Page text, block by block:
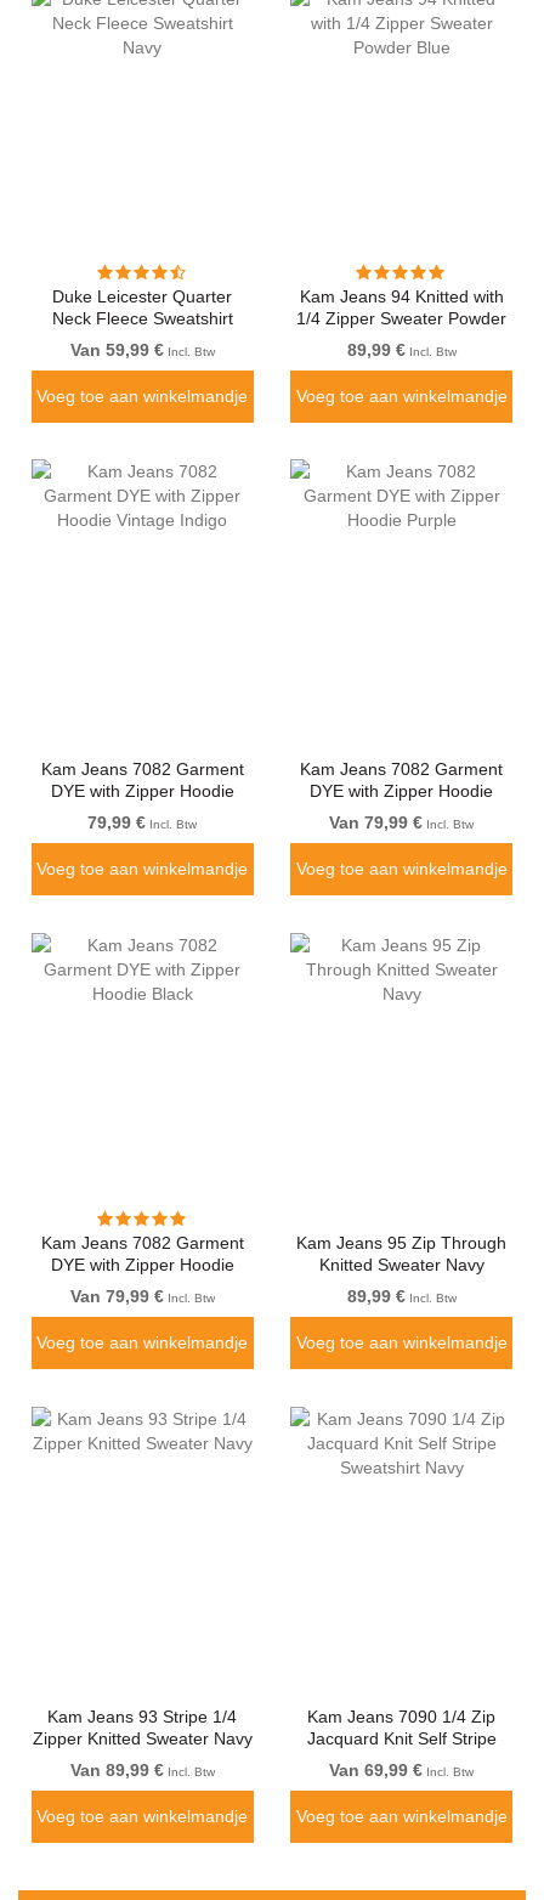
Duke Leicester Quarter
Neck Fleece Sweatshirt
Navy
Van 59,99 €Incl. Btw
Voeg toe aan winkelmandje
Kam Jeans 94 Knitted with
1/4 Zipper Sweater Powder
Blue
89,99 €Incl. Btw
Voeg toe aan winkelmandje
Kam Jeans 7082 Garment
DYE with Zipper Hoodie
Vintage Indigo
79,99 € Incl. Btw
Voeg toe aan winkelmandje
Kam Jeans 7082 Garment
DYE with Zipper Hoodie
Purple
Van 79,99 € Incl. Btw
Voeg toe aan winkelmandje
Kam Jeans 7082 Garment
DYE with Zipper Hoodie
Black
Van 79,99 €Incl. Btw
Voeg toe aan winkelmandje
Kam Jeans 95 Zip Through
Knitted Sweater Navy
89,99 €Incl. Btw
Voeg toe aan winkelmandje
Kam Jeans 93 Stripe 1/4
Zipper Knitted Sweater Navy
Van 89,99 €Incl. Btw
Voeg toe aan winkelmandje
Kam Jeans 7090 1/4 Zip
Jacquard Knit Self Stripe
Sweatshirt Navy
Van 69,99 € Incl. Btw
Voeg toe aan winkelmandje